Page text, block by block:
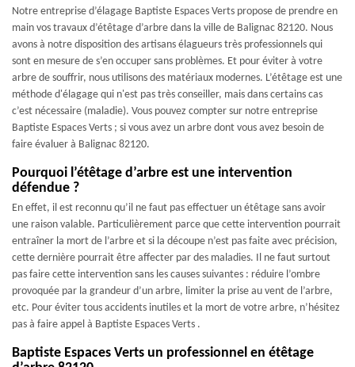
Notre entreprise d’élagage Baptiste Espaces Verts propose de prendre en
main vos travaux d’étêtage d’arbre dans la ville de Balignac 82120. Nous
avons à notre disposition des artisans élagueurs très professionnels qui
sont en mesure de s’en occuper sans problèmes. Et pour éviter à votre
arbre de souffrir, nous utilisons des matériaux modernes. L’étêtage est une
méthode d'élagage qui n'est pas très conseiller, mais dans certains cas
c’est nécessaire (maladie). Vous pouvez compter sur notre entreprise
Baptiste Espaces Verts ; si vous avez un arbre dont vous avez besoin de
faire évaluer à Balignac 82120.
Pourquoi l’étêtage d’arbre est une intervention
défendue ?
En effet, il est reconnu qu’il ne faut pas effectuer un étêtage sans avoir
une raison valable. Particulièrement parce que cette intervention pourrait
entraîner la mort de l’arbre et si la découpe n’est pas faite avec précision,
cette dernière pourrait être affecter par des maladies. Il ne faut surtout
pas faire cette intervention sans les causes suivantes : réduire l’ombre
provoquée par la grandeur d’un arbre, limiter la prise au vent de l’arbre,
etc. Pour éviter tous accidents inutiles et la mort de votre arbre, n’hésitez
pas à faire appel à Baptiste Espaces Verts .
Baptiste Espaces Verts un professionnel en étêtage